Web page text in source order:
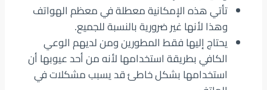
تأتي هذه الإمكانية معطلة في معظم الهواتف
وهذا لأنها غير ضرورية بالنسبة للجميع.
يحتاج إليها فقط المطورين ومن لديهم الوعي
الكافي بطريقة استخدامها لأنه من أحد عيوبهاأن
استخدامها بشكل خاطئ قد يسبب مشكلات في